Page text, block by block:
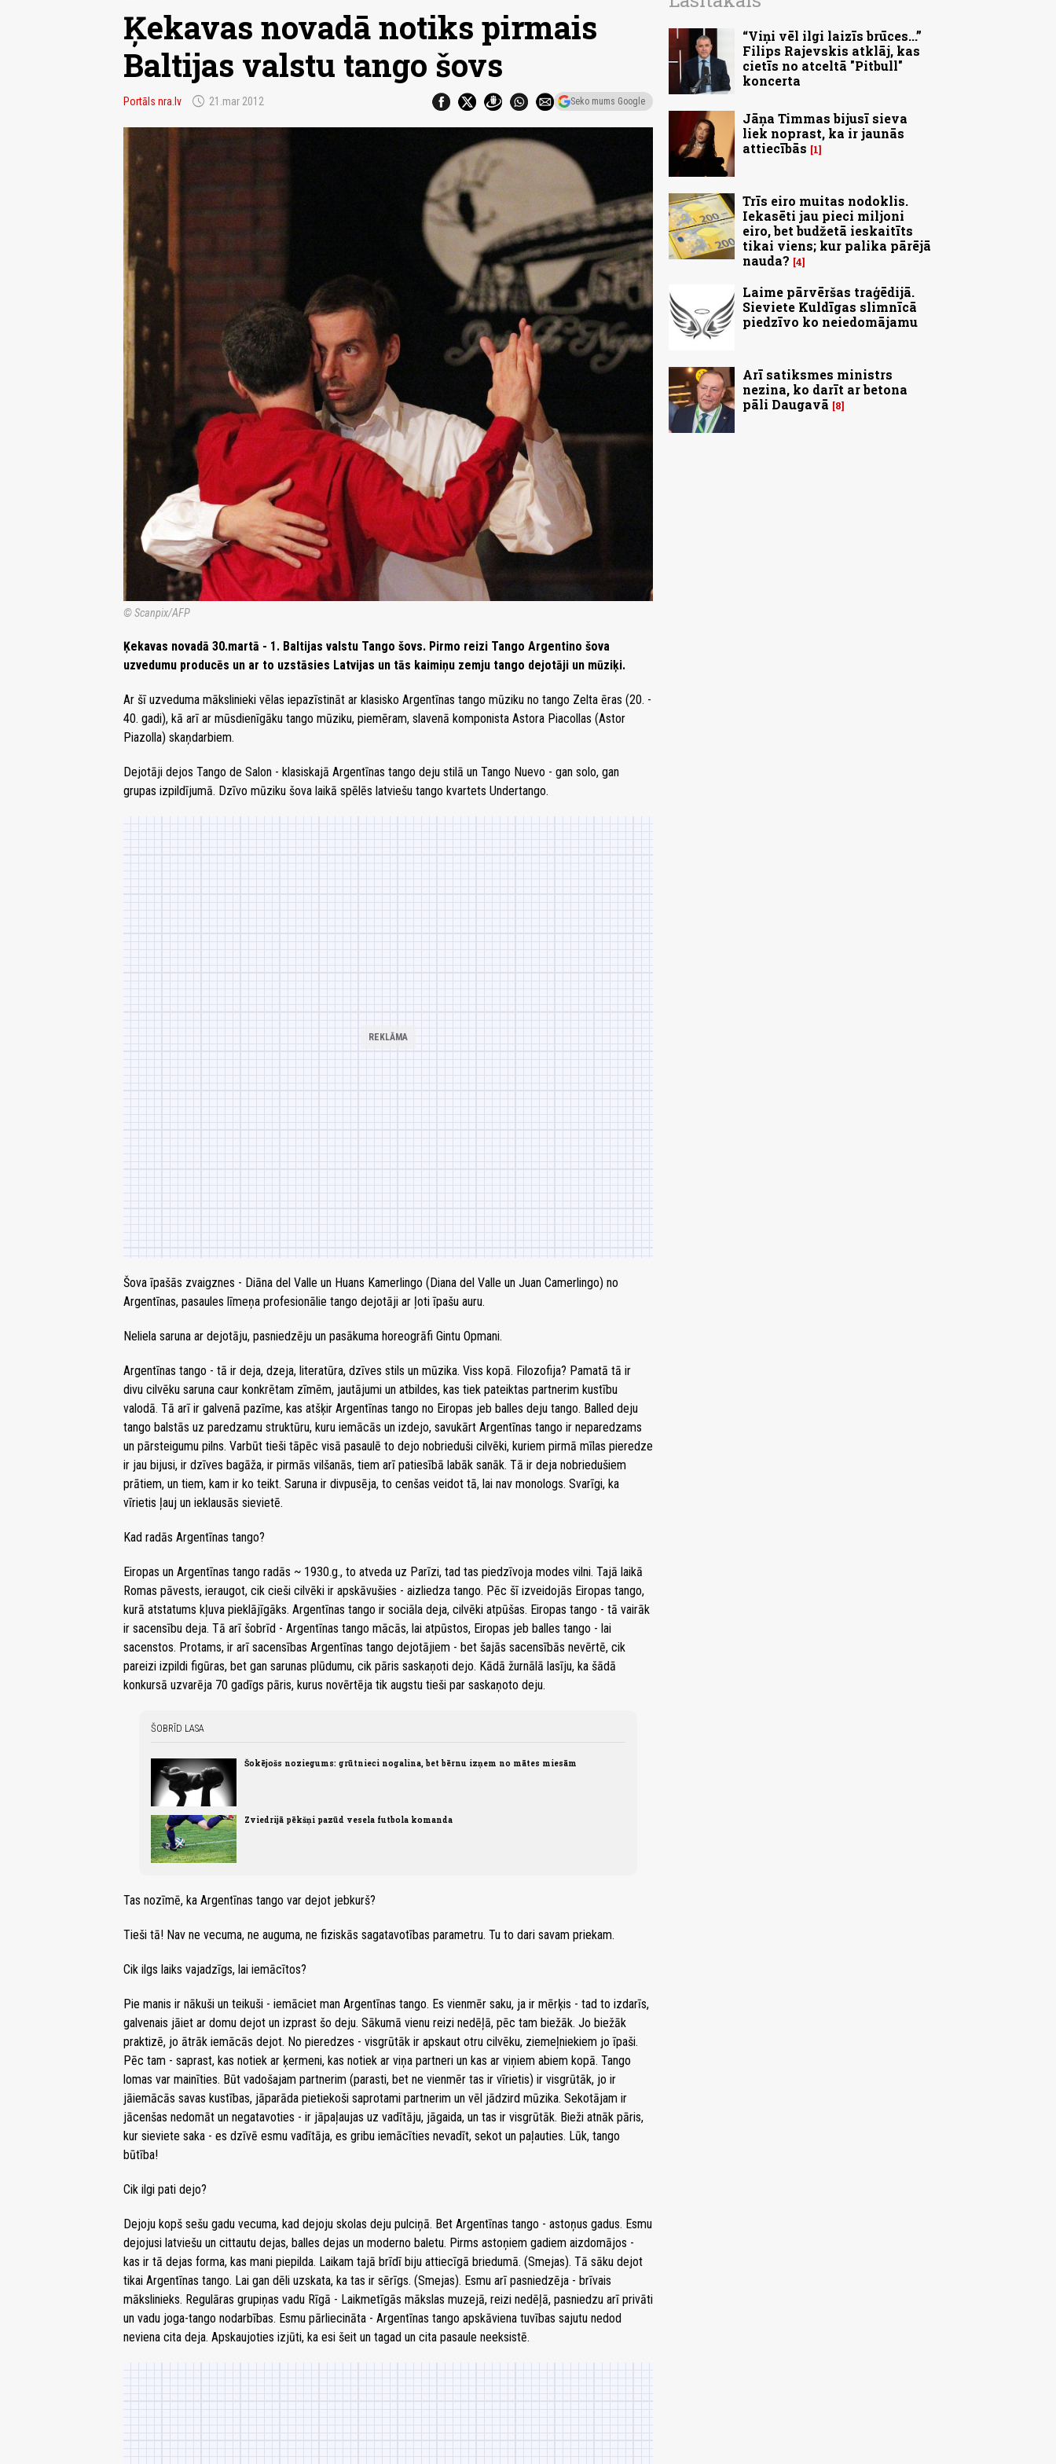
Ķekavas novadā notiks pirmais
Baltijas valstu tango šovs
Portāls nra.lv schedule 21.mar 2012 Seko mums Google
© Scanpix/AFP
Ķekavas novadā 30.martā - 1. Baltijas valstu Tango šovs. Pirmo reizi Tango Argentino šova
uzvedumu producēs un ar to uzstāsies Latvijas un tās kaimiņu zemju tango dejotāji un mūziķi.
Ar šī uzveduma mākslinieki vēlas iepazīstināt ar klasisko Argentīnas tango mūziku no tango Zelta ēras (20. -
40. gadi), kā arī ar mūsdienīgāku tango mūziku, piemēram, slavenā komponista Astora Piacollas (Astor
Piazolla) skaņdarbiem.
Dejotāji dejos Tango de Salon - klasiskajā Argentīnas tango deju stilā un Tango Nuevo - gan solo, gan
grupas izpildījumā. Dzīvo mūziku šova laikā spēlēs latviešu tango kvartets Undertango.
Šova īpašās zvaigznes - Diāna del Valle un Huans Kamerlingo (Diana del Valle un Juan Camerlingo) no
Argentīnas, pasaules līmeņa profesionālie tango dejotāji ar ļoti īpašu auru.
Neliela saruna ar dejotāju, pasniedzēju un pasākuma horeogrāfi Gintu Opmani.
Argentīnas tango - tā ir deja, dzeja, literatūra, dzīves stils un mūzika. Viss kopā. Filozofija? Pamatā tā ir
divu cilvēku saruna caur konkrētam zīmēm, jautājumi un atbildes, kas tiek pateiktas partnerim kustību
valodā. Tā arī ir galvenā pazīme, kas atšķir Argentīnas tango no Eiropas jeb balles deju tango. Balled deju
tango balstās uz paredzamu struktūru, kuru iemācās un izdejo, savukārt Argentīnas tango ir neparedzams
un pārsteigumu pilns. Varbūt tieši tāpēc visā pasaulē to dejo nobrieduši cilvēki, kuriem pirmā mīlas pieredze
ir jau bijusi, ir dzīves bagāža, ir pirmās vilšanās, tiem arī patiesībā labāk sanāk. Tā ir deja nobriedušiem
prātiem, un tiem, kam ir ko teikt. Saruna ir divpusēja, to cenšas veidot tā, lai nav monologs. Svarīgi, ka
vīrietis ļauj un ieklausās sievietē.
Kad radās Argentīnas tango?
Eiropas un Argentīnas tango radās ~ 1930.g., to atveda uz Parīzi, tad tas piedzīvoja modes vilni. Tajā laikā
Romas pāvests, ieraugot, cik cieši cilvēki ir apskāvušies - aizliedza tango. Pēc šī izveidojās Eiropas tango,
kurā atstatums kļuva pieklājīgāks. Argentīnas tango ir sociāla deja, cilvēki atpūšas. Eiropas tango - tā vairāk
ir sacensību deja. Tā arī šobrīd - Argentīnas tango mācās, lai atpūstos, Eiropas jeb balles tango - lai
sacenstos. Protams, ir arī sacensības Argentīnas tango dejotājiem - bet šajās sacensībās nevērtē, cik
pareizi izpildi figūras, bet gan sarunas plūdumu, cik pāris saskaņoti dejo. Kādā žurnālā lasīju, ka šādā
konkursā uzvarēja 70 gadīgs pāris, kurus novērtēja tik augstu tieši par saskaņoto deju.
ŠOBRĪD LASA
Šokējošs noziegums: grūtnieci nogalina, bet bērnu izņem no mātes miesām
Zviedrijā pēkšņi pazūd vesela futbola komanda
Tas nozīmē, ka Argentīnas tango var dejot jebkurš?
Tieši tā! Nav ne vecuma, ne auguma, ne fiziskās sagatavotības parametru. Tu to dari savam priekam.
Cik ilgs laiks vajadzīgs, lai iemācītos?
Pie manis ir nākuši un teikuši - iemāciet man Argentīnas tango. Es vienmēr saku, ja ir mērķis - tad to izdarīs,
galvenais jāiet ar domu dejot un izprast šo deju. Sākumā vienu reizi nedēļā, pēc tam biežāk. Jo biežāk
praktizē, jo ātrāk iemācās dejot. No pieredzes - visgrūtāk ir apskaut otru cilvēku, ziemeļniekiem jo īpaši.
Pēc tam - saprast, kas notiek ar ķermeni, kas notiek ar viņa partneri un kas ar viņiem abiem kopā. Tango
lomas var mainīties. Būt vadošajam partnerim (parasti, bet ne vienmēr tas ir vīrietis) ir visgrūtāk, jo ir
jāiemācās savas kustības, jāparāda pietiekoši saprotami partnerim un vēl jādzird mūzika. Sekotājam ir
jācenšas nedomāt un negatavoties - ir jāpaļaujas uz vadītāju, jāgaida, un tas ir visgrūtāk. Bieži atnāk pāris,
kur sieviete saka - es dzīvē esmu vadītāja, es gribu iemācīties nevadīt, sekot un paļauties. Lūk, tango
būtība!
Cik ilgi pati dejo?
Dejoju kopš sešu gadu vecuma, kad dejoju skolas deju pulciņā. Bet Argentīnas tango - astoņus gadus. Esmu
dejojusi latviešu un cittautu dejas, balles dejas un moderno baletu. Pirms astoņiem gadiem aizdomājos -
kas ir tā dejas forma, kas mani piepilda. Laikam tajā brīdī biju attiecīgā briedumā. (Smejas). Tā sāku dejot
tikai Argentīnas tango. Lai gan dēli uzskata, ka tas ir sērīgs. (Smejas). Esmu arī pasniedzēja - brīvais
mākslinieks. Regulāras grupiņas vadu Rīgā - Laikmetīgās mākslas muzejā, reizi nedēļā, pasniedzu arī privāti
un vadu joga-tango nodarbības. Esmu pārliecināta - Argentīnas tango apskāviena tuvības sajutu nedod
neviena cita deja. Apskaujoties izjūti, ka esi šeit un tagad un cita pasaule neeksistē.
“Viņi vēl ilgi laizīs brūces...”
Filips Rajevskis atklāj, kas
cietīs no atceltā "Pitbull"
koncerta
Jāņa Timmas bijusī sieva
liek noprast, ka ir jaunās
attiecībās
1
Trīs eiro muitas nodoklis.
Iekasēti jau pieci miljoni
eiro, bet budžetā ieskaitīts
tikai viens; kur palika pārējā
nauda? 4
Laime pārvēršas traģēdijā.
Sieviete Kuldīgas slimnīcā
piedzīvo ko neiedomājamu
Arī satiksmes ministrs
nezina, ko darīt ar betona
pāli Daugavā
8